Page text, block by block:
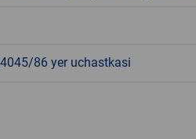
86 yer uchastkasi